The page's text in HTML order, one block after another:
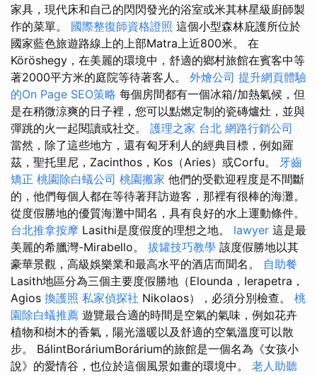
家具，現代床和自己的閃閃發光的浴室或米其林星級廚師製
作的菜單。 國際整復師資格證照 這個小型森林庇護所位於
國家藍色旅遊路線上的上部Matra上近800米。 在
Köröshegy，在美麗的環境中，舒適的鄉村旅館在賓客中等
著2000平方米的庭院等待著客人。 外燴公司 提升網頁體驗
的On Page SEO策略 每個房間都有一個冰箱/加熱氣候，但
是在稍微涼爽的日子裡，您可以點燃定制的瓷磚爐灶，並與
彈跳的火一起閱讀或社交。 護理之家 台北 網路行銷公司
當然，除了這些地方，還有匈牙利人的經典目標，例如羅
茲，聖托里尼，Zacinthos，Kos（Aries）或Corfu。 牙齒
矯正 桃園除白蟻公司 桃園搬家 他們的受歡迎程度是不間斷
的，他們每個人都在等待著拜訪遊客，那裡有很棒的海灘。
從度假勝地的優質海灘中聞名，具有良好的水上運動條件。
台北推拿按摩 Lasithi是度假度的理想之地。 lawyer 這是最
美麗的希臘灣-Mirabello。 拔罐技巧教學 該度假勝地以其
豪華景觀，高級娛樂業和最高水平的酒店而聞名。 自助餐
Lasith地區分為三個主要度假勝地（Elounda，Ierapetra，
Agios 換護照 私家偵探社 Nikolaos），必須分別檢查。 桃
園除白蟻推薦 遊覽最合適的時間是空氣的氣味，例如花卉
植物和樹木的香氣，陽光溫暖以及舒適的空氣溫度可以散
步。 BálintBoráriumBorárium的旅館是一個名為《女孩小
說》的愛情谷，也位於這個風景如畫的環境中。 老人助聽